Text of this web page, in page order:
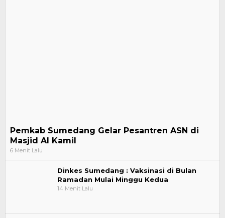
Pemkab Sumedang Gelar Pesantren ASN di
Masjid Al Kamil
6 Menit Lalu
Dinkes Sumedang : Vaksinasi di Bulan
Ramadan Mulai Minggu Kedua
14 Menit Lalu